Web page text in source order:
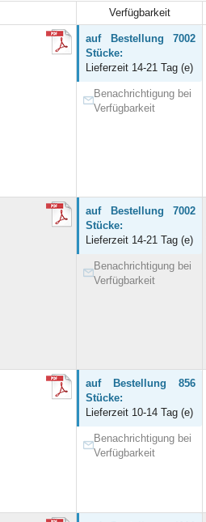
Verfügbarkeit
auf Bestellung 7002
Stücke:
Lieferzeit 14-21 Tag (e)
Benachrichtigung bei
Verfügbarkeit
auf Bestellung 7002
Stücke:
Lieferzeit 14-21 Tag (e)
Benachrichtigung bei
Verfügbarkeit
auf Bestellung 856
Stücke:
Lieferzeit 10-14 Tag (e)
Benachrichtigung bei
Verfügbarkeit